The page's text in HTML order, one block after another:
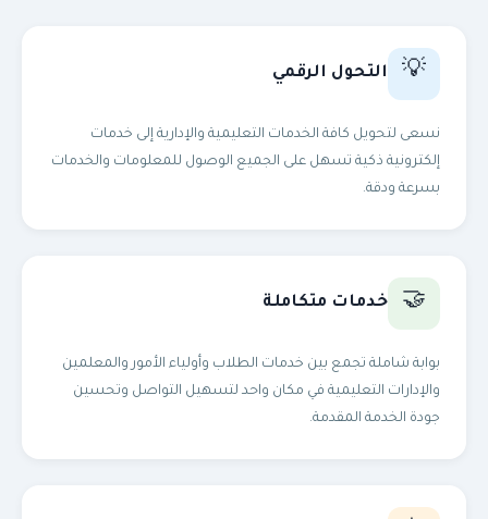
الاجور المتغيرة
بيان نجاح/رسوب
طلب قومسيون طبى
طلب ندب كلى
طلب نقل بين الادارات
طلب الحصول على اجازة خاصة بدون مرتب
💡 التحول الرقمي
نسعى لتحويل كافة الخدمات التعليمية والإدارية إلى خدمات
إلكترونية ذكية تسهل على الجميع الوصول للمعلومات والخدمات
بسرعة ودقة.
🤝 خدمات متكاملة
بوابة شاملة تجمع بين خدمات الطلاب وأولياء الأمور والمعلمين
والإدارات التعليمية في مكان واحد لتسهيل التواصل وتحسين
جودة الخدمة المقدمة.